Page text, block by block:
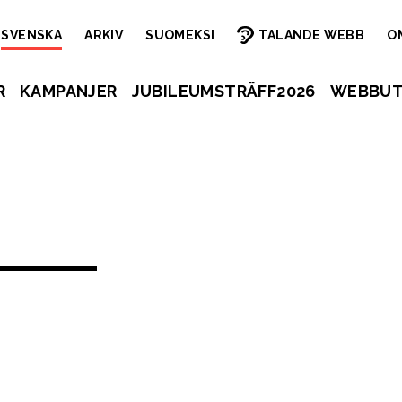
SVENSKA ARKIV SUOMEKSI TALANDE WEBB
KAMPANJER JUBILEUMSTRÄFF2026